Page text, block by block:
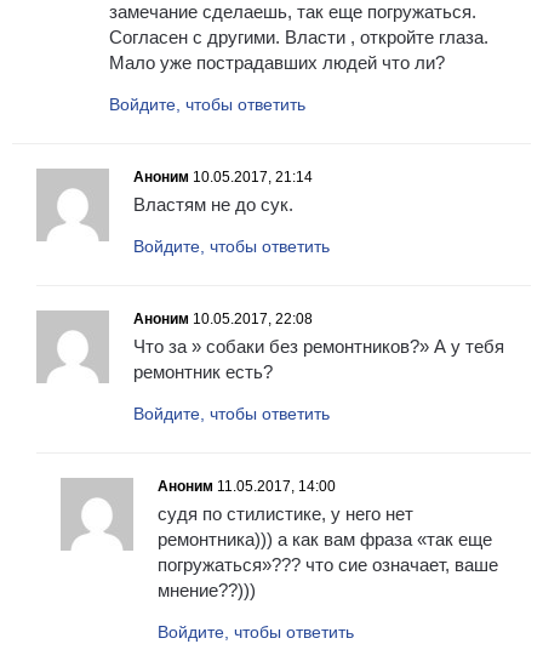
замечание сделаешь, так еще погружаться.
Согласен с другими. Власти , откройте глаза.
Мало уже пострадавших людей что ли?
Войдите, чтобы ответить
Аноним 10.05.2017, 21:14
Властям не до сук.
Войдите, чтобы ответить
Аноним 10.05.2017, 22:08
Что за » собаки без ремонтников?» А у тебя
ремонтник есть?
Войдите, чтобы ответить
Аноним 11.05.2017, 14:00
судя по стилистике, у него нет
ремонтника))) а как вам фраза «так еще
погружаться»??? что сие означает, ваше
мнение??)))
Войдите, чтобы ответить